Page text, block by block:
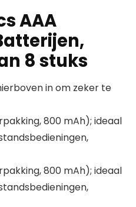
AAA
8 stuks
in om zeker te
800 mAh); ideaal
800 mAh); ideaal